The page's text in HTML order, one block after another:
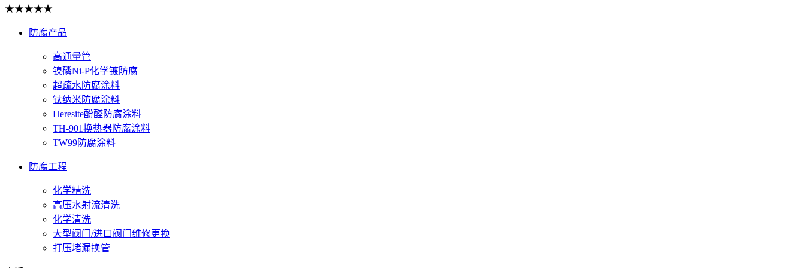
★★★★★
防腐产品
高通量管
镍磷Ni-P化学镀防腐
超疏水防腐涂料
钛纳米防腐涂料
Heresite酚醛防腐涂料
TH-901换热器防腐涂料
TW99防腐涂料
防腐工程
化学精洗
高压水射流清洗
化学清洗
大型阀门/进口阀门维修更换
打压堵漏换管